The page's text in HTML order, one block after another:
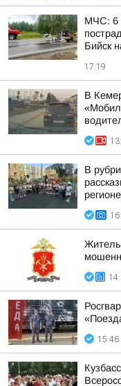
МЧС: 6
Бийск
17:19
В
В
регионе
15:46